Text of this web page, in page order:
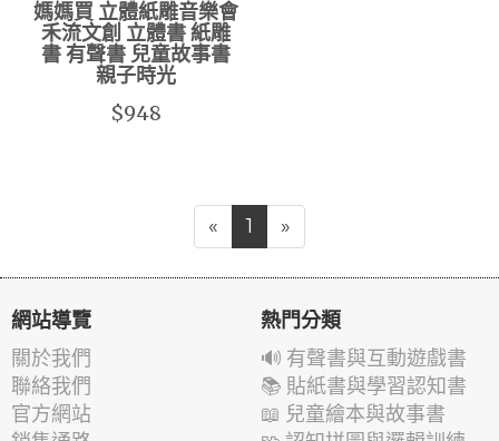
媽媽買 立體紙雕音樂會
禾流文創 立體書 紙雕
書 有聲書 兒童故事書
親子時光
$948
« 1 »
網站導覽
關於我們
聯絡我們
官方網站
熱門分類
🔊 有聲書與互動遊戲書
📚 貼紙書與學習認知書
📖 兒童繪本與故事書